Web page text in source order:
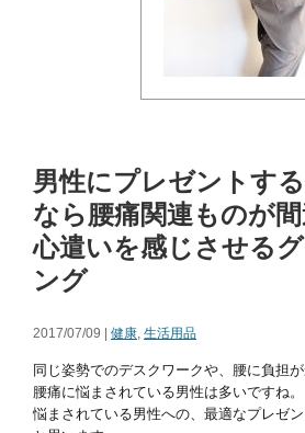
男性にプレゼントす
なら腰痛関連ものが間
心遣いを感じさせる
ング
2017/07/09 | 健康, 生活用品
同じ姿勢でのデスクワークや、腰に負担が
腰痛に悩まされている男性は多いですね
悩まされている男性への、最適なプレゼ